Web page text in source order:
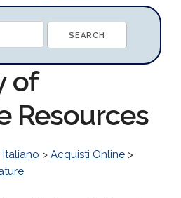
of
Resources
Italiano > Acquisti Online>